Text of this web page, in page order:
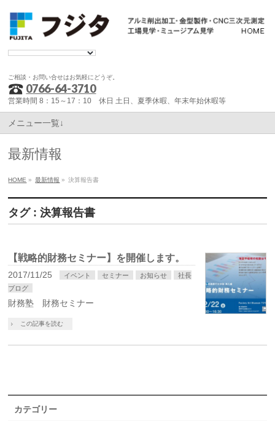
ご相談・お問い合せはお気軽にどうぞ。
0766-64-3710
営業時間 8：15～17：10 休日 土日、夏季休暇、年末年始休暇等
メニュー一覧↓
最新情報
HOME » 最新情報 » 決算報告書
タグ : 決算報告書
【戦略的財務セミナー】を開催します。
2017/11/25 イベント セミナー お知らせ
社長
ブログ
財務塾 財務セミナー
この記事を読む
カテゴリー